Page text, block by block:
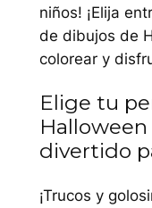
niños! ¡Elija
de dibujos de
colorear y
Elige tu
Halloween
divertido
¡Trucos y